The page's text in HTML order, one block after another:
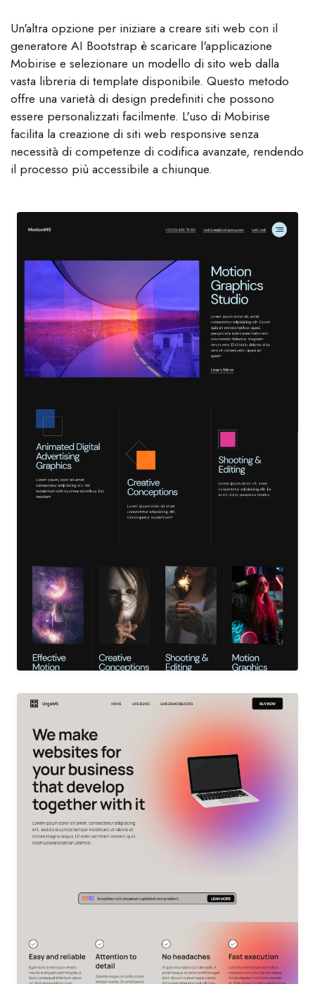
Un'altra opzione per iniziare a creare siti web con il
generatore AI Bootstrap è scaricare l'applicazione
Mobirise e selezionare un modello di sito web dalla
vasta libreria di template disponibile. Questo metodo
offre una varietà di design predefiniti che possono
essere personalizzati facilmente. L'uso di Mobirise
facilita la creazione di siti web responsive senza
necessità di competenze di codifica avanzate, rendendo
il processo più accessibile a chiunque.